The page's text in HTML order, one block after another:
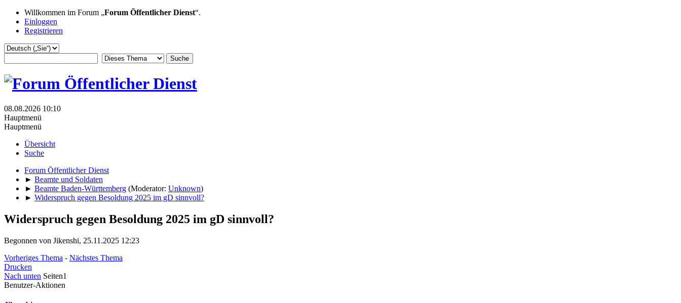
Willkommen im Forum „Forum Öffentlicher Dienst“.
Einloggen
Registrieren
08.08.2026 10:10
Hauptmenü
Hauptmenü
Übersicht
Suche
Forum Öffentlicher Dienst
► Beamte und Soldaten
► Beamte Baden-Württemberg (Moderator: Unknown)
► Widerspruch gegen Besoldung 2025 im gD sinnvoll?
Widerspruch gegen Besoldung 2025 im gD sinnvoll?
Begonnen von Jikenshi, 25.11.2025 12:23
Vorheriges Thema - Nächstes Thema
Drucken
Nach unten Seiten1
Benutzer-Aktionen